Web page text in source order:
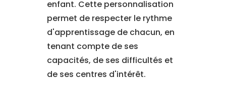
enfant. Cette personnalisation
permet de respecter le rythme
d'apprentissage de chacun, en
tenant compte de ses
capacités, de ses difficultés et
de ses centres d'intérêt.